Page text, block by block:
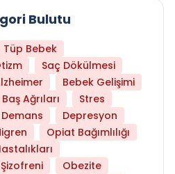
Bulutu
Tüp Bebek
Saç Dökülmesi
Bebek Gelişimi
Baş Ağrıları
Stres
Demans
Depresyon
Opiat Bağımlılığı
Şizofreni
Obezite